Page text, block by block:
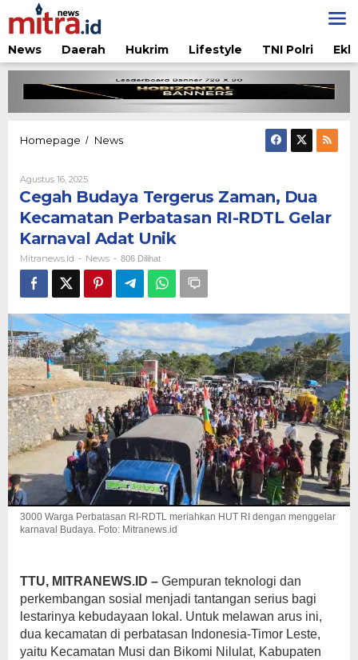
Lewati
ke
konten
News
Daerah Hukrim Lifestyle TNI Polri
Homepage / NewsCegah
Dua
Kecamatan
Perbatasan
RI-
RDTL
Gelar
Karnaval
Adat
Unik
Agustus 16, 2025Oleh
Mitranews.id
Cegah Budaya Tergerus Zaman, Dua
Kecamatan Perbatasan RI-RDTL Gelar
Karnaval Adat Unik
Mitranews.id - News - 806 Dilihat
3000 Warga Perbatasan RI-RDTL meriahkan HUT RI dengan menggelar
karnaval Budaya. Foto: Mitranews.id
TTU, MITRANEWS.ID – Gempuran teknologi dan
perkembangan sosial menjadi tantangan serius bagi
lestarinya kebudayaan lokal. Untuk melawan arus ini,
dua kecamatan di perbatasan Indonesia-Timor Leste,
yaitu Kecamatan Musi dan Bikomi Nilulat, Kabupaten